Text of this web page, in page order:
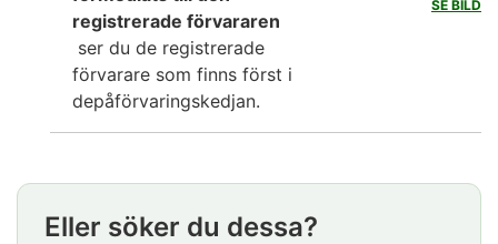
SE BILD
registrerade förvararen
ser du de registrerade
förvarare som finns först i
depåförvaringskedjan.
Eller söker du dessa?